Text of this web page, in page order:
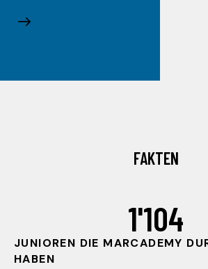
FAKTEN
JUNIOREN DIE MARCADEMY
HABEN
1'104